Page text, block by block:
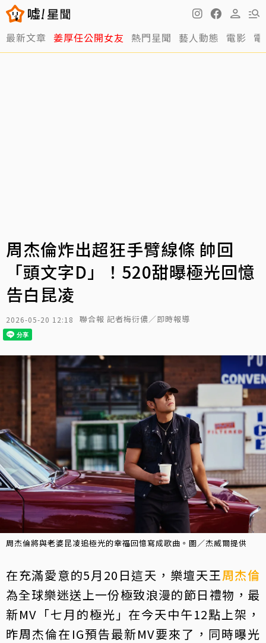
最新文章 姜厚任公開女友 熱門星聞 藝人動態 電影
周杰倫炸出超狂手臂線條 帥回
「頭文字D」！520甜曝極光回憶
告白昆凌
2026-05-20 12:18 聯合報 記者梅衍儂／即時報導
周杰倫將與老婆昆凌追極光的幸福回憶寫成歌曲。圖／杰威爾提供
在充滿愛意的5月20日這天，樂壇天王周杰倫
為全球樂迷送上一份極致浪漫的節日禮物，最
新MV「七月的極光」在今天中午12點上架，
昨周杰倫在IG預告最新MV要來了，同時曝光